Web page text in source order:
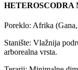
HETEROSCODRA
Poreklo: Afrika
Stanište: Vlažnija
arborealna vrsta.